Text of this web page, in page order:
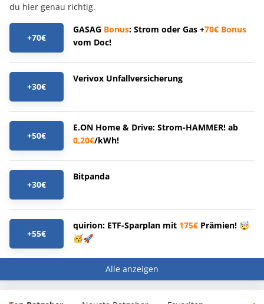
du hier genau richtig.
+70€
GASAG Bonus: Strom oder Gas +70€ Bonus
vom Doc!
+30€
Verivox Unfallversicherung
+50€
E.ON Home & Drive: Strom-HAMMER! ab
0,20€/kWh!
+30€
Bitpanda
+55€
quirion: ETF-Sparplan mit 175€ Prämien! 🤯
🥳🚀
Alle anzeigen